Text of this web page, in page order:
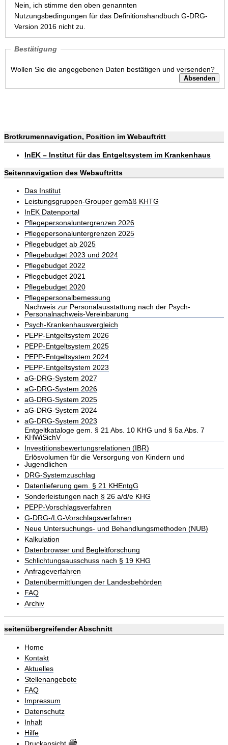
Nein, ich stimme den oben genannten
Nutzungsbedingungen für das Definitionshandbuch G-DRG-
Version 2016 nicht zu.
Bestätigung
Wollen Sie die angegebenen Daten bestätigen und versenden?
Brotkrumennavigation, Position im Webauftritt
InEK – Institut für das Entgeltsystem im Krankenhaus
Seitennavigation des Webauftritts
Das Institut
Leistungsgruppen-Grouper gemäß KHTG
InEK Datenportal
Pflegepersonaluntergrenzen 2026
Pflegepersonaluntergrenzen 2025
Pflegebudget ab 2025
Pflegebudget 2023 und 2024
Pflegebudget 2022
Pflegebudget 2021
Pflegebudget 2020
Pflegepersonalbemessung
Nachweis zur Personalausstattung nach der Psych-
Personalnachweis-Vereinbarung
Psych-Krankenhausvergleich
PEPP-Entgeltsystem 2026
PEPP-Entgeltsystem 2025
PEPP-Entgeltsystem 2024
PEPP-Entgeltsystem 2023
aG-DRG-System 2027
aG-DRG-System 2026
aG-DRG-System 2025
aG-DRG-System 2024
aG-DRG-System 2023
Entgeltkataloge gem. § 21 Abs. 10 KHG und § 5a Abs. 7
KHWiSichV
Investitionsbewertungsrelationen (IBR)
Erlösvolumen für die Versorgung von Kindern und
Jugendlichen
DRG-Systemzuschlag
Datenlieferung gem. § 21 KHEntgG
Sonderleistungen nach § 26 a/d/e KHG
PEPP-Vorschlagsverfahren
G-DRG-/LG-Vorschlagsverfahren
Neue Untersuchungs- und Behandlungsmethoden (NUB)
Kalkulation
Datenbrowser und Begleitforschung
Schlichtungsausschuss nach § 19 KHG
Anfrageverfahren
Datenübermittlungen der Landesbehörden
FAQ
Archiv
seitenübergreifender Abschnitt
Home
Kontakt
Aktuelles
Stellenangebote
FAQ
Impressum
Datenschutz
Inhalt
Hilfe